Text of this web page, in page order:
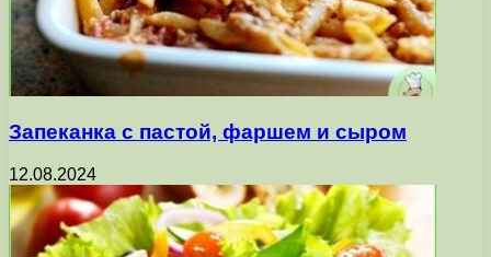
Запеканка с пастой, фаршем и сыром
12.08.2024